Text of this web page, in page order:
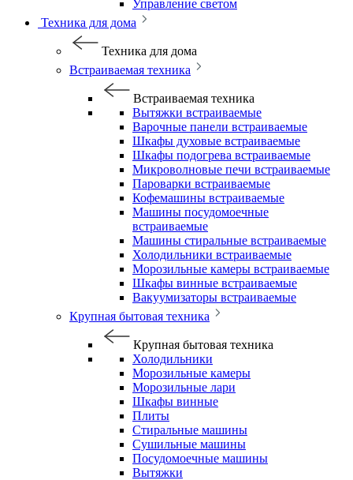
Управление светом
Техника для дома
Техника для дома
Встраиваемая техника
Встраиваемая техника
Вытяжки встраиваемые
Варочные панели встраиваемые
Шкафы духовые встраиваемые
Шкафы подогрева встраиваемые
Микроволновые печи встраиваемые
Пароварки встраиваемые
Кофемашины встраиваемые
Машины посудомоечные
встраиваемые
Машины стиральные встраиваемые
Холодильники встраиваемые
Морозильные камеры встраиваемые
Шкафы винные встраиваемые
Вакуумизаторы встраиваемые
Крупная бытовая техника
Крупная бытовая техника
Холодильники
Морозильные камеры
Морозильные лари
Шкафы винные
Плиты
Стиральные машины
Сушильные машины
Посудомоечные машины
Вытяжки